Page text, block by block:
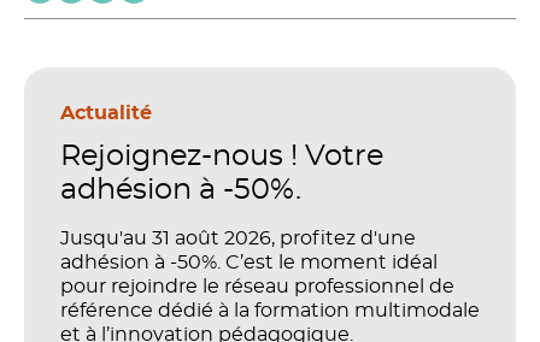
Actualité
Rejoignez-nous ! Votre
adhésion à -50%.
Jusqu'au 31 août 2026, profitez d'une
adhésion à -50%. C’est le moment idéal
pour rejoindre le réseau professionnel de
référence dédié à la formation multimodale
et à l’innovation pédagogique.